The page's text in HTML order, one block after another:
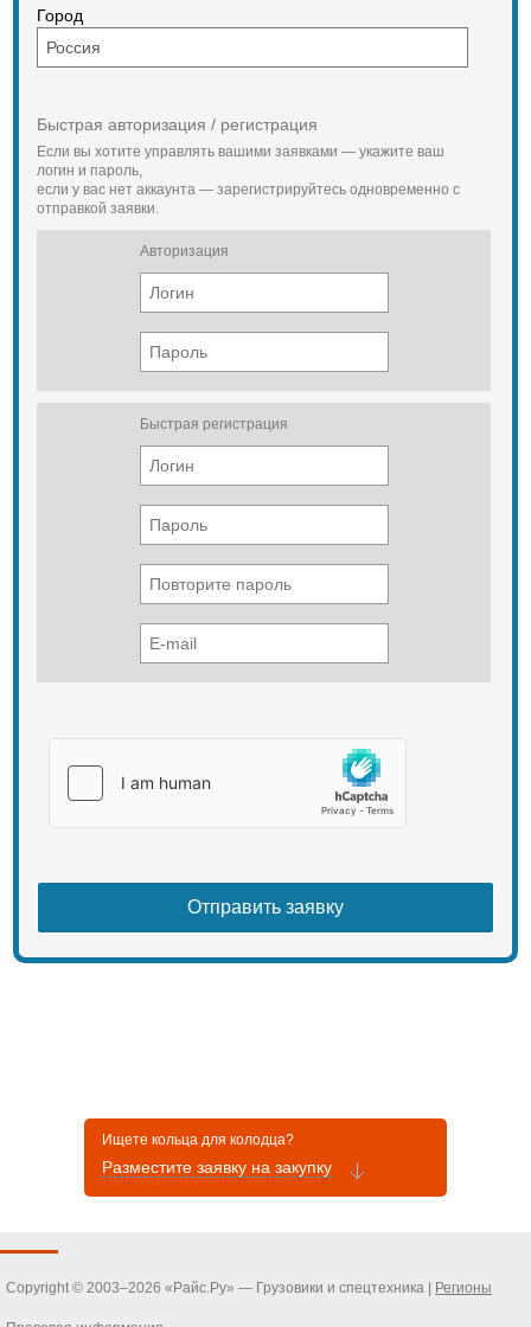
Город
Быстрая авторизация / регистрация
Если вы хотите управлять вашими заявками — укажите ваш
логин и пароль,
если у вас нет аккаунта — зарегистрируйтесь одновременно с
отправкой заявки.
Авторизация
Быстрая регистрация
Ищете кольца для колодца?
Разместите заявку на закупку
Copyright © 2003–2026 «Райс.Ру» — Грузовики и спецтехника | Регионы